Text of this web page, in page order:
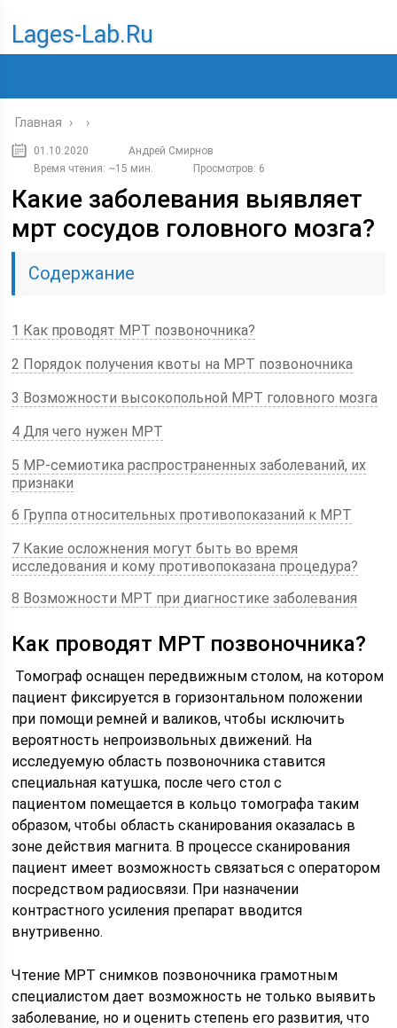
Lages-Lab.ru
Главная › ›
01.10.2020
Андрей Смирнов
Время чтения: ~15 мин.
Просмотров: 6
Какие заболевания выявляет
мрт сосудов головного мозга?
Содержание
1 Как проводят МРТ позвоночника?
2 Порядок получения квоты на МРТ позвоночника
3 Возможности высокопольной МРТ головного мозга
4 Для чего нужен МРТ
5 МР-семиотика распространенных заболеваний, их
признаки
6 Группа относительных противопоказаний к МРТ
7 Какие осложнения могут быть во время
исследования и кому противопоказана процедура?
8 Возможности МРТ при диагностике заболевания
Как проводят МРТ позвоночника?
Томограф оснащен передвижным столом, на котором
пациент фиксируется в горизонтальном положении
при помощи ремней и валиков, чтобы исключить
вероятность непроизвольных движений. На
исследуемую область позвоночника ставится
специальная катушка, после чего стол с
пациентом помещается в кольцо томографа таким
образом, чтобы область сканирования оказалась в
зоне действия магнита. В процессе сканирования
пациент имеет возможность связаться с оператором
посредством радиосвязи. При назначении
контрастного усиления препарат вводится
внутривенно.
Чтение МРТ снимков позвоночника грамотным
специалистом дает возможность не только выявить
заболевание, но и оценить степень его развития, что